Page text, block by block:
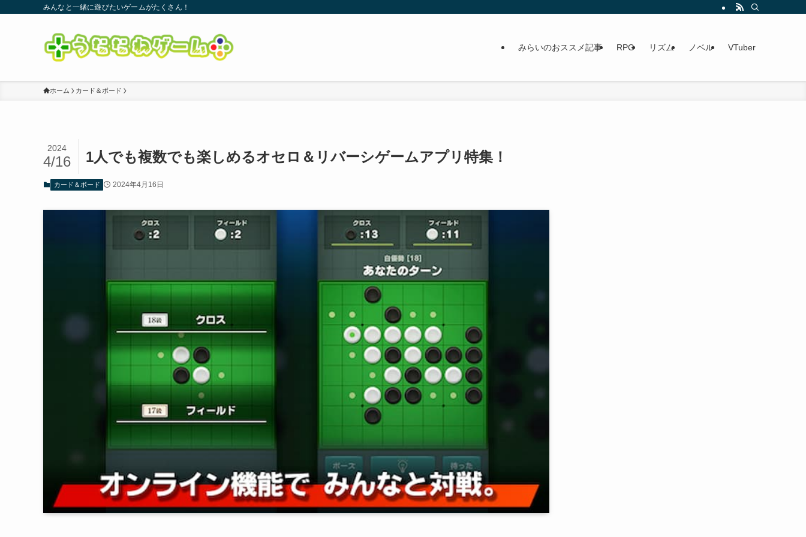
みんなと一緒に遊びたいゲームがたくさん！
みらいのおススメ記事 RPG リズム ノベル VTuber
ホーム カード＆ボード
1人でも複数でも楽しめるオセロ＆リバーシゲームアプリ特集！
2024
4/16
カード＆ボード 2024年4月16日